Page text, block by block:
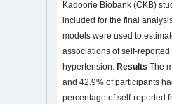
Kadoorie Biobank (CKB)
included for the final
models were used to
associations of self-
hypertension. Results The
and 42.9% of participants
percentage of self-reported